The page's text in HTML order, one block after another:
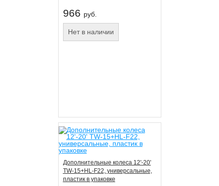
966 руб.
Нет в наличии
Дополнительные колеса 12'-20'
TW-15+HL-F22, универсальные,
пластик в упаковке